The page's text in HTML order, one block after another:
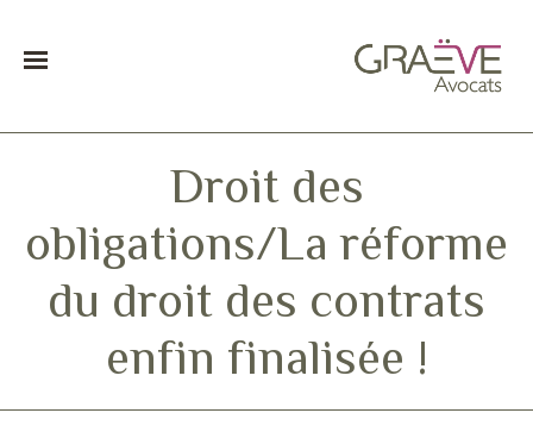
Droit des
obligations/La réforme
du droit des contrats
enfin finalisée !